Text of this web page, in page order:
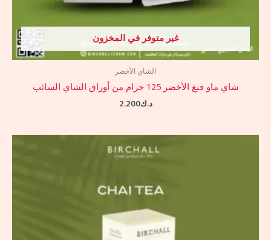
غير متوفر في المخزون
الشاي الأخضر
شاي ماو فنغ الأخضر 125 جرام من أوراق الشاي السائب
د.ك2.200